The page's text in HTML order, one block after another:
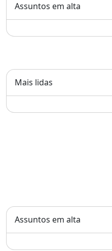
Assuntos em alta
Mais lidas
Assuntos em alta